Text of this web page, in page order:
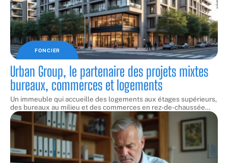
FONCIER
Urban Group, le partenaire des projets mixtes
bureaux, commerces et logements
Un immeuble qui accueille des logements aux étages supérieurs,
des bureaux au milieu et des commerces en rez-de-chaussée…